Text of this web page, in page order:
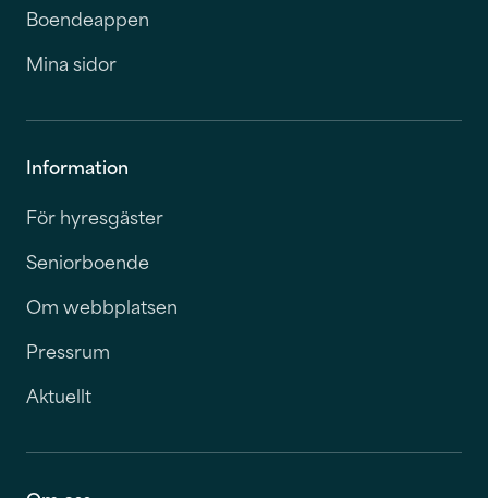
Boendeappen
Mina sidor
Information
För hyresgäster
Seniorboende
Om webbplatsen
Pressrum
Aktuellt